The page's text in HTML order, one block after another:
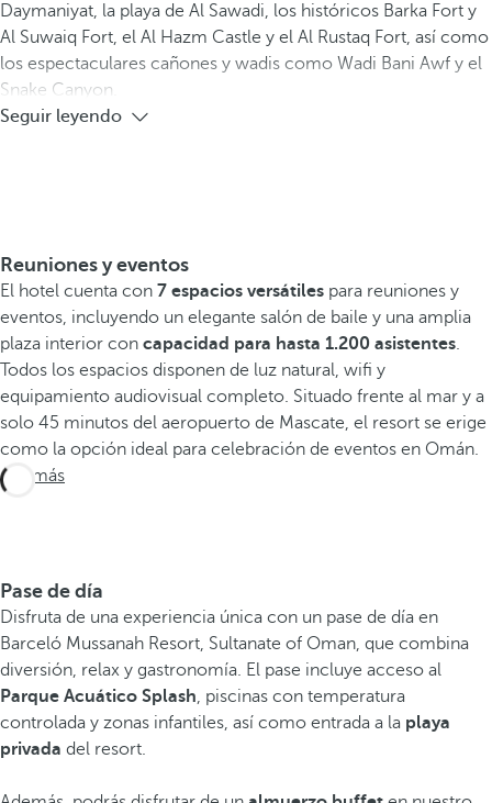
Daymaniyat, la playa de Al Sawadi, los históricos Barka Fort y
Al Suwaiq Fort, el Al Hazm Castle y el Al Rustaq Fort, así como
los espectaculares cañones y wadis como Wadi Bani Awf y el
Snake Canyon.
Seguir leyendo
Reuniones y eventos
El hotel cuenta con 7 espacios versátiles para reuniones y
eventos, incluyendo un elegante salón de baile y una amplia
plaza interior con capacidad para hasta 1.200 asistentes.
Todos los espacios disponen de luz natural, wifi y
equipamiento audiovisual completo. Situado frente al mar y a
solo 45 minutos del aeropuerto de Mascate, el resort se erige
como la opción ideal para celebración de eventos en Omán.
Ver más
Pase de día
Disfruta de una experiencia única con un pase de día en
Barceló Mussanah Resort, Sultanate of Oman, que combina
diversión, relax y gastronomía. El pase incluye acceso al
Parque Acuático Splash, piscinas con temperatura
controlada y zonas infantiles, así como entrada a la playa
privada del resort.